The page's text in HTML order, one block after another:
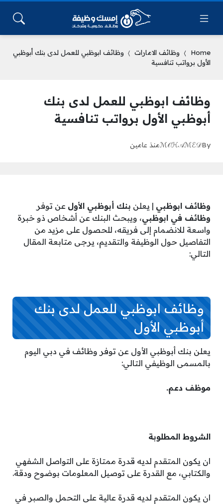
Home وظائف الامارات
وظائف ابوظبي للعمل لدى بنك أبوظبي
الأول برواتب تنافسية
وظائف ابوظبي للعمل لدى بنك
أبوظبي الأول برواتب تنافسية
By
ℳ𝒪ℋ𝒜ℳℰ𝒟منذ عامين
وظائف ابوظبي | يعلن بنك أبوظبي الأول عن توفر
وظائف في ابوظبي، ويبحث البنك عن أشخاص ذو خبرة
واسعة للانضمام إلى فريقه، للحصول على مزيد من
التفاصيل حول الوظيفة والتقديم، يرجى متابعة المقال
التالي:
وظائف ابوظبي للعمل لدى بنك
أبوظبي الأول
يعلن بنك أبوظبي الأول عن توفر وظائف في دبي اليوم
بالمسمى الوظيفي التالي:
موظف دعم.
الشروط المطلوبة
ان يكون المتقدم لديه قدرة ممتازة على التواصل الشفهي
والكتابي، مع القدرة على توصيل المعلومات بوضوح ودقة.
ان يكون المتقدم لديه قدرة عالية على التحمل والصبر في